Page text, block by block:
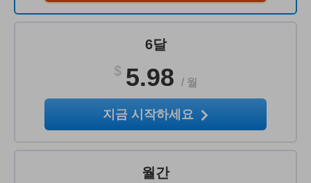
6달
$ 5.98 / 월
지금 시작하세요
월간